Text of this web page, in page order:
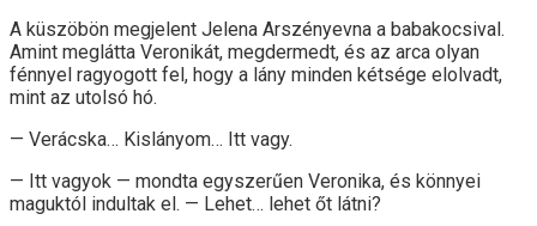
A küszöbön megjelent Jelena Arszényevna a babakocsival.
Amint meglátta Veronikát, megdermedt, és az arca olyan
fénnyel ragyogott fel, hogy a lány minden kétsége elolvadt,
mint az utolsó hó.
— Verácska… Kislányom… Itt vagy.
— Itt vagyok — mondta egyszerűen Veronika, és könnyei
maguktól indultak el. — Lehet… lehet őt látni?